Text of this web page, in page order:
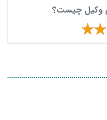
وکیل چیست؟